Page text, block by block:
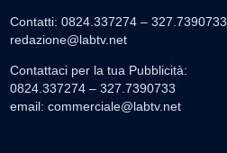
Contatti: 0824.337274 – 327.7390733
redazione@labtv.net
Contattaci per la tua Pubblicità:
0824.337274 – 327.7390733
email: commerciale@labtv.net